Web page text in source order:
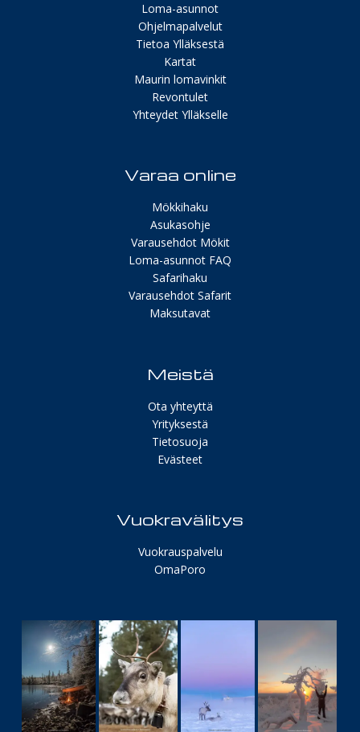
Loma-asunnot
Ohjelmapalvelut
Tietoa Ylläksestä
Kartat
Maurin lomavinkit
Revontulet
Yhteydet Ylläkselle
Varaa online
Mökkihaku
Asukasohje
Varausehdot Mökit
Loma-asunnot FAQ
Safarihaku
Varausehdot Safarit
Maksutavat
Meistä
Ota yhteyttä
Yrityksestä
Tietosuoja
Evästeet
Vuokravälitys
Vuokrauspalvelu
OmaPoro